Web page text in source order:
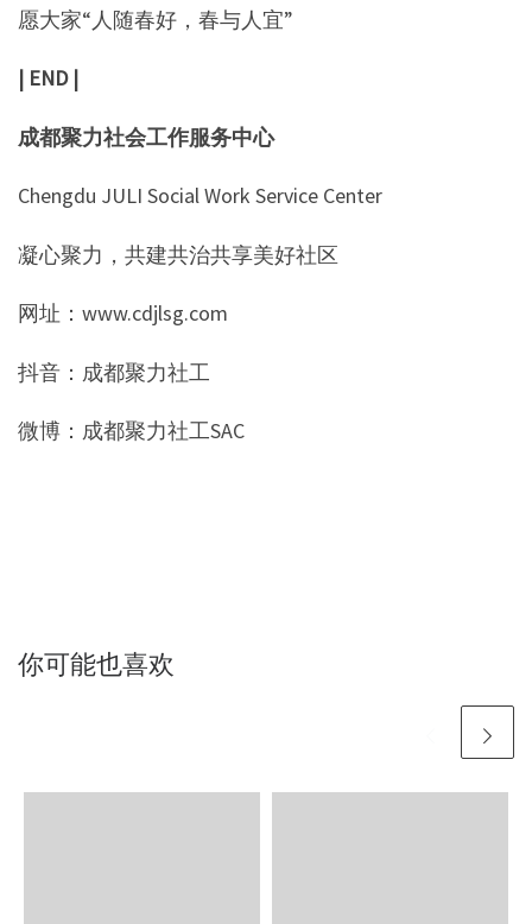
愿大家“人随春好，春与人宜”
| END |
成都聚力社会工作服务中心
Chengdu JULI Social Work Service Center
凝心聚力，共建共治共享美好社区
网址：www.cdjlsg.com
抖音：成都聚力社工
微博：成都聚力社工SAC
你可能也喜欢